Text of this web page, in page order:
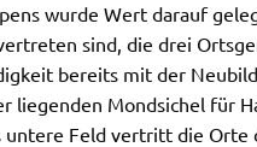
wurde Wert darauf
sind, die drei
bereits mit der
liegenden Mondsichel für
untere Feld vertritt die